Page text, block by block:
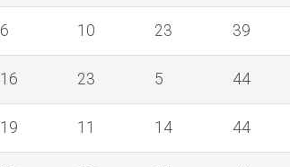
6 10 23 39
16 23 5 44
19 11 14 44